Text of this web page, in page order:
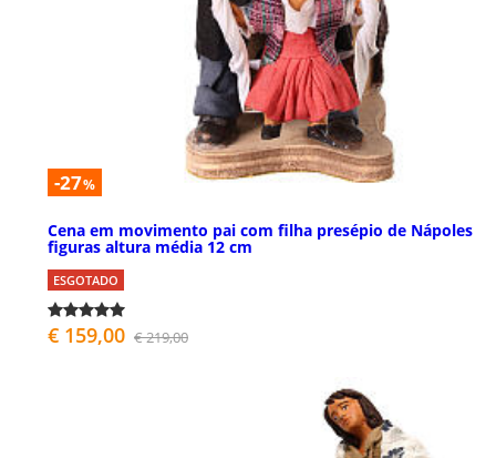
-27%
Cena em movimento pai com filha presépio de Nápoles
figuras altura média 12 cm
ESGOTADO
€ 159,00 € 219,00